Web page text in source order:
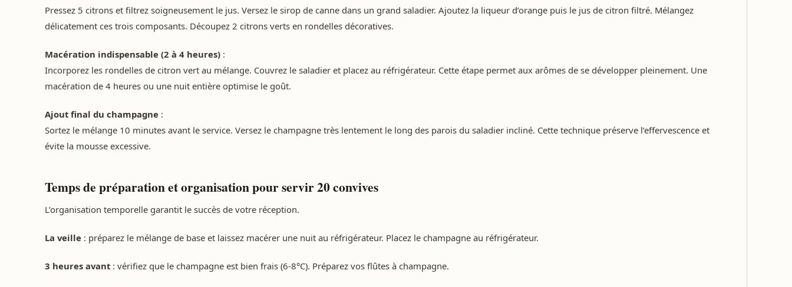
Pressez 5 citrons et filtrez soigneusement le jus. Versez le sirop de canne dans un grand saladier. Ajoutez la liqueur d’orange puis le jus de citron filtré. Mélangez
délicatement ces trois composants. Découpez 2 citrons verts en rondelles décoratives.
Macération indispensable (2 à 4 heures) :
Incorporez les rondelles de citron vert au mélange. Couvrez le saladier et placez au réfrigérateur. Cette étape permet aux arômes de se développer pleinement. Une
macération de 4 heures ou une nuit entière optimise le goût.
Ajout final du champagne :
Sortez le mélange 10 minutes avant le service. Versez le champagne très lentement le long des parois du saladier incliné. Cette technique préserve l’effervescence et
évite la mousse excessive.
Temps de préparation et organisation pour servir 20 convives
L’organisation temporelle garantit le succès de votre réception.
La veille : préparez le mélange de base et laissez macérer une nuit au réfrigérateur. Placez le champagne au réfrigérateur.
3 heures avant : vérifiez que le champagne est bien frais (6-8°C). Préparez vos flûtes à champagne.